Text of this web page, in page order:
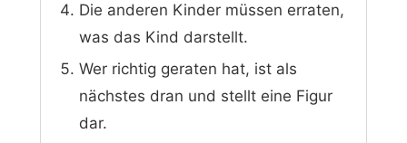
Die anderen Kinder müssen erraten,
was das Kind darstellt.
Wer richtig geraten hat, ist als
nächstes dran und stellt eine Figur
dar.